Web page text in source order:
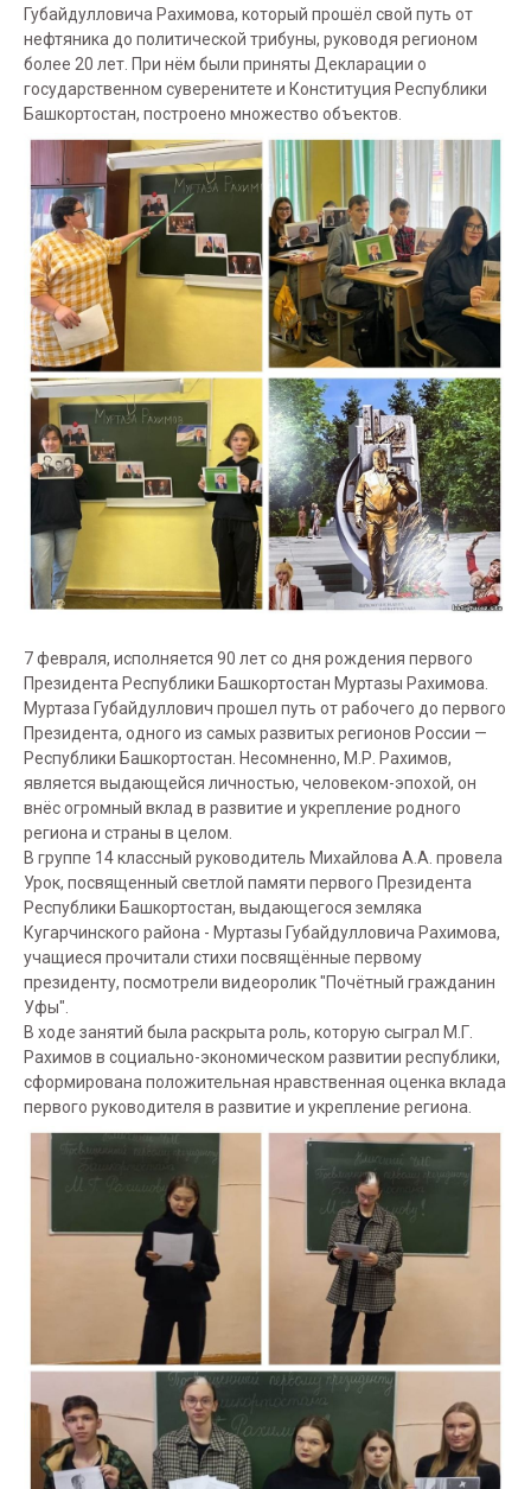
Губайдулловича Рахимова, который прошёл свой путь от
нефтяника до политической трибуны, руководя регионом
более 20 лет. При нём были приняты Декларации о
государственном суверенитете и Конституция Республики
Башкортостан, построено множество объектов.
7 февраля, исполняется 90 лет со дня рождения первого
Президента Республики Башкортостан Муртазы Рахимова.
Муртаза Губайдуллович прошел путь от рабочего до первого
Президента, одного из самых развитых регионов России —
Республики Башкортостан. Несомненно, М.Р. Рахимов,
является выдающейся личностью, человеком-эпохой, он
внёс огромный вклад в развитие и укрепление родного
региона и страны в целом.
В группе 14 классный руководитель Михайлова А.А. провела
Урок, посвященный светлой памяти первого Президента
Республики Башкортостан, выдающегося земляка
Кугарчинского района - Муртазы Губайдулловича Рахимова,
учащиеся прочитали стихи посвящённые первому
президенту, посмотрели видеоролик "Почётный гражданин
Уфы".
В ходе занятий была раскрыта роль, которую сыграл М.Г.
Рахимов в социально-экономическом развитии республики,
сформирована положительная нравственная оценка вклада
первого руководителя в развитие и укрепление региона.